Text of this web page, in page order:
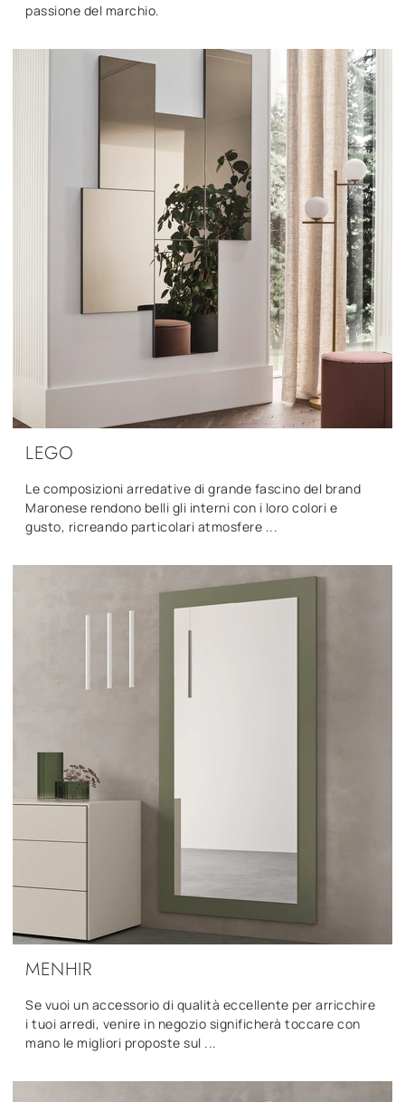
passione del marchio.
LEGO
Le composizioni arredative di grande fascino del brand
Maronese rendono belli gli interni con i loro colori e
gusto, ricreando particolari atmosfere ...
MENHIR
Se vuoi un accessorio di qualità eccellente per arricchire
i tuoi arredi, venire in negozio significherà toccare con
mano le migliori proposte sul ...